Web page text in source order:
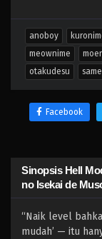
anoboy
meownime
otakudesu
Facebook
Sinopsis Hell
no Isekai de
“Naik level
mudah’ — itu